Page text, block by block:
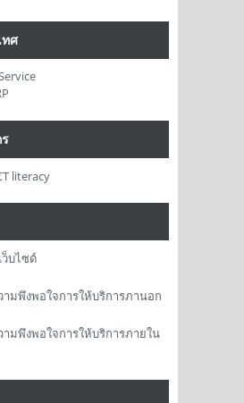
ทศ
literacy
ว็บไซด์
ามพึงพอใจการให้บริการภานอก
ามพึงพอใจการให้บริการภายใน